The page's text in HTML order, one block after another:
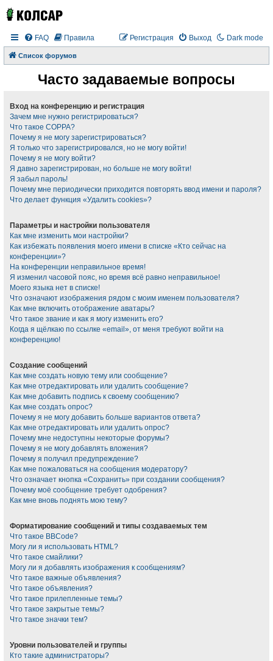
Dark mode
FAQ Правила Выход
Регистрация
Список форумов
Часто задаваемые вопросы
Вход на конференцию и регистрация
Зачем мне нужно регистрироваться?
Что такое COPPA?
Почему я не могу зарегистрироваться?
Я только что зарегистрировался, но не могу войти!
Почему я не могу войти?
Я давно зарегистрирован, но больше не могу войти!
Я забыл пароль!
Почему мне периодически приходится повторять ввод имени и пароля?
Что делает функция «Удалить cookies»?
Параметры и настройки пользователя
Как мне изменить мои настройки?
Как избежать появления моего имени в списке «Кто сейчас на
конференции»?
На конференции неправильное время!
Я изменил часовой пояс, но время всё равно неправильное!
Моего языка нет в списке!
Что означают изображения рядом с моим именем пользователя?
Как мне включить отображение аватары?
Что такое звание и как я могу изменить его?
Когда я щёлкаю по ссылке «email», от меня требуют войти на
конференцию!
Создание сообщений
Как мне создать новую тему или сообщение?
Как мне отредактировать или удалить сообщение?
Как мне добавить подпись к своему сообщению?
Как мне создать опрос?
Почему я не могу добавить больше вариантов ответа?
Как мне отредактировать или удалить опрос?
Почему мне недоступны некоторые форумы?
Почему я не могу добавлять вложения?
Почему я получил предупреждение?
Как мне пожаловаться на сообщения модератору?
Что означает кнопка «Сохранить» при создании сообщения?
Почему моё сообщение требует одобрения?
Как мне вновь поднять мою тему?
Форматирование сообщений и типы создаваемых тем
Что такое BBCode?
Могу ли я использовать HTML?
Что такое смайлики?
Могу ли я добавлять изображения к сообщениям?
Что такое важные объявления?
Что такое объявления?
Что такое прилепленные темы?
Что такое закрытые темы?
Что такое значки тем?
Уровни пользователей и группы
Кто такие администраторы?